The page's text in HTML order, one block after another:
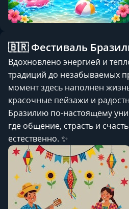
🇧🇷 Фестиваль
Вдохновлено энергией и
традиций до незабываемых
момент здесь наполнен
красочные пейзажи и
Бразилию по-настоящему
где общение, страсть и
естественно. ✨